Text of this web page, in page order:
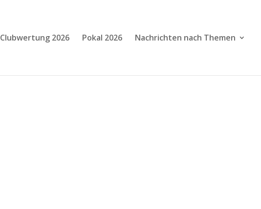
Clubwertung 2026 Pokal 2026 Nachrichten nach Themen